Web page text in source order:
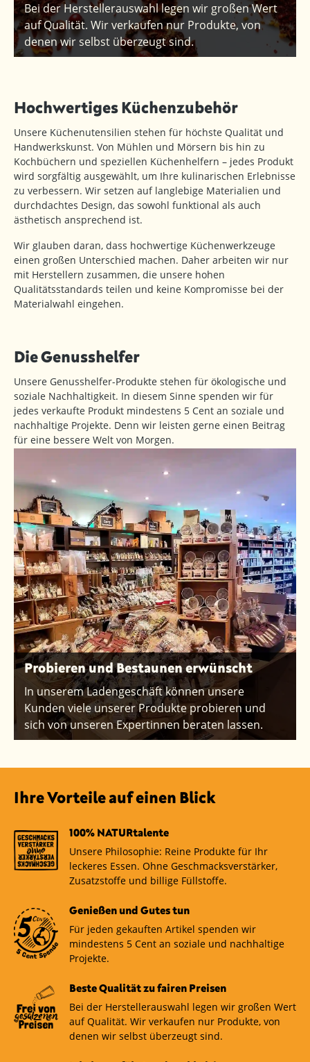
Bei der Herstellerauswahl legen wir großen Wert
auf Qualität. Wir verkaufen nur Produkte, von
denen wir selbst überzeugt sind.
Hochwertiges Küchenzubehör
Unsere Küchenutensilien stehen für höchste Qualität und
Handwerkskunst. Von Mühlen und Mörsern bis hin zu
Kochbüchern und speziellen Küchenhelfern – jedes Produkt
wird sorgfältig ausgewählt, um Ihre kulinarischen Erlebnisse
zu verbessern. Wir setzen auf langlebige Materialien und
durchdachtes Design, das sowohl funktional als auch
ästhetisch ansprechend ist.
Wir glauben daran, dass hochwertige Küchenwerkzeuge
einen großen Unterschied machen. Daher arbeiten wir nur
mit Herstellern zusammen, die unsere hohen
Qualitätsstandards teilen und keine Kompromisse bei der
Materialwahl eingehen.
Die Genusshelfer
Unsere Genusshelfer-Produkte stehen für ökologische und
soziale Nachhaltigkeit. In diesem Sinne spenden wir für
jedes verkaufte Produkt mindestens 5 Cent an soziale und
nachhaltige Projekte. Denn wir leisten gerne einen Beitrag
für eine bessere Welt von Morgen.
Probieren und Bestaunen erwünscht
In unserem Ladengeschäft können unsere
Kunden viele unserer Produkte probieren und
sich von unseren Expertinnen beraten lassen.
Ihre Vorteile auf einen Blick
100% NATURtalente
Unsere Philosophie: Reine Produkte für Ihr
leckeres Essen. Ohne Geschmacksverstärker,
Zusatzstoffe und billige Füllstoffe.
Genießen und Gutes tun
Für jeden gekauften Artikel spenden wir
mindestens 5 Cent an soziale und nachhaltige
Projekte.
Beste Qualität zu fairen Preisen
Bei der Herstellerauswahl legen wir großen Wert
auf Qualität. Wir verkaufen nur Produkte, von
denen wir selbst überzeugt sind.